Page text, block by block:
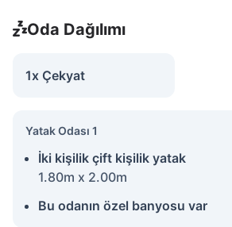
Oda Dağılımı
1x Çekyat
Yatak Odası 1
İki kişilik çift kişilik yatak
1.80m x 2.00m
Bu odanın özel banyosu var